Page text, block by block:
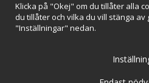
Kristaller och
Rena &
Klicka på "Okej" om du tillåter alla
du tillåter och vilka du vill stänga av
"Inställningar" nedan.